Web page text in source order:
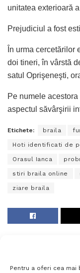
Pentru a oferi cea mai
unitatea exterioară
Prejudiciul a fost
În urma cercetărilor
doi tineri, în vârstă
satul Oprişeneşti,
Pe numele
aspectul săvârşirii
Etichete: braila
Hoti identificati de
Orasul Ianca
stiri braila online
ziare braila